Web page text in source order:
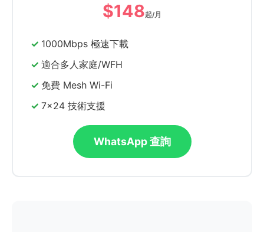
$148起/月
1000Mbps 極速下載
適合多人家庭/WFH
免費 Mesh Wi-Fi
7x24 技術支援
WhatsApp 查詢